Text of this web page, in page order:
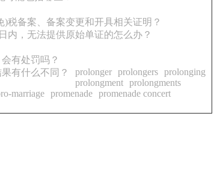
税备案、备案变更和开具相关证明？
内，无法提供原始单证的怎么办？
有处罚吗？
有什么不同？ prolonger prolongers prolonging
prolongment prolongments
marriage promenade promenade concert